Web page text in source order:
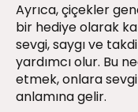
Ayrıca, çiçekler
bir hediye olarak
sevgi, saygı ve
yardımcı olur. Bu
etmek, onlara
anlamına gelir.